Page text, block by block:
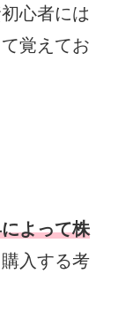
心者には
覚えてお
よって株
入する考